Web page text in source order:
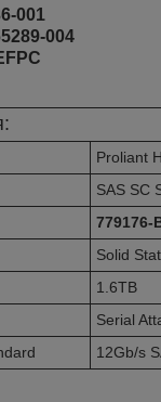
001
004
Proliant
SAS SC
779176-
Solid
1.6TB
Serial
12Gb/s